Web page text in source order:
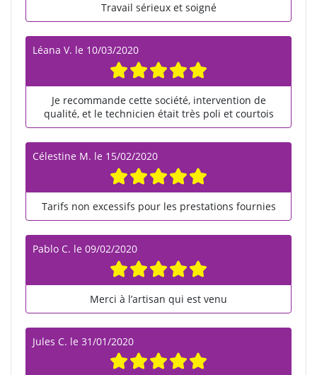
Travail sérieux et soigné
Léana V. le 10/03/2020
Je recommande cette société, intervention de
qualité, et le technicien était très poli et courtois
Célestine M. le 15/02/2020
Tarifs non excessifs pour les prestations fournies
Pablo C. le 09/02/2020
Merci à l’artisan qui est venu
Jules C. le 31/01/2020